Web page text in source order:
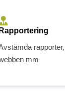
Rapportering
mm